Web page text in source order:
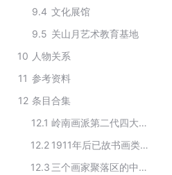
9.4 文化展馆
9.5 关山月艺术教育基地
10 人物关系
11 参考资料
12 条目合集
12.1
岭南画派第二代四大画家
12.2
1911年后已故书画类作品限制出境名家名单
12.3
三个画家聚落区的中国画家